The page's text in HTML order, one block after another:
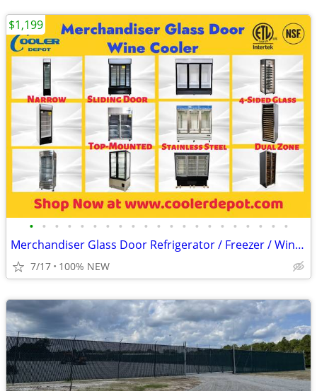
• • • • • • • • • • • • • • • • • • • • •
Merchandiser Glass Door Refrigerator / Freezer / Wine Cooler
7/17 100% NEW
$1,199